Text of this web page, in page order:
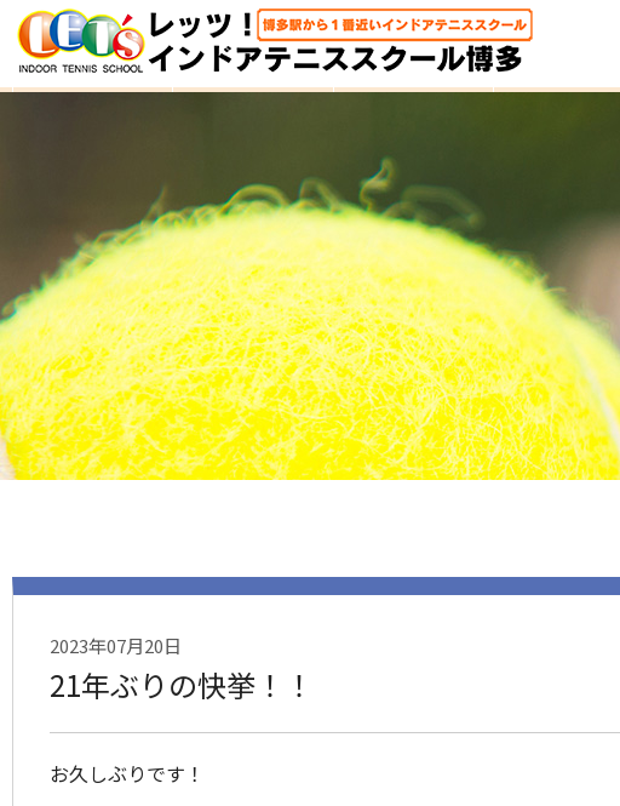
HOME 体験レッスン 大人クラス 子どもクラス
2023年07月20日
21年ぶりの快挙！！
お久しぶりです！